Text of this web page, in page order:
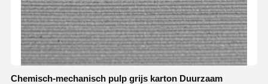
Chemisch-mechanisch pulp grijs karton Duurzaam